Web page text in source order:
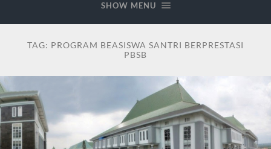
SHOW MENU
TAG: PROGRAM BEASISWA SANTRI BERPRESTASI
PBSB